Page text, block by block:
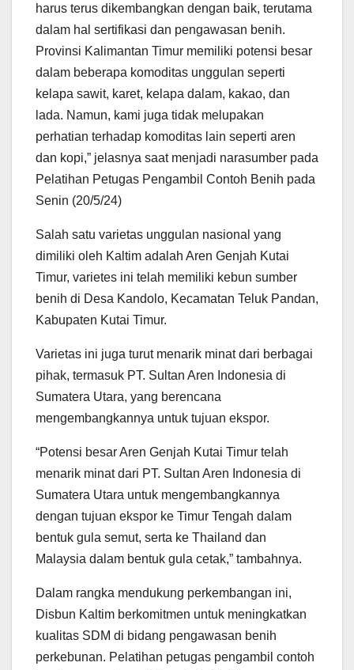
harus terus dikembangkan dengan baik, terutama
dalam hal sertifikasi dan pengawasan benih.
Provinsi Kalimantan Timur memiliki potensi besar
dalam beberapa komoditas unggulan seperti
kelapa sawit, karet, kelapa dalam, kakao, dan
lada. Namun, kami juga tidak melupakan
perhatian terhadap komoditas lain seperti aren
dan kopi,” jelasnya saat menjadi narasumber pada
Pelatihan Petugas Pengambil Contoh Benih pada
Senin (20/5/24)
Salah satu varietas unggulan nasional yang
dimiliki oleh Kaltim adalah Aren Genjah Kutai
Timur, varietes ini telah memiliki kebun sumber
benih di Desa Kandolo, Kecamatan Teluk Pandan,
Kabupaten Kutai Timur.
Varietas ini juga turut menarik minat dari berbagai
pihak, termasuk PT. Sultan Aren Indonesia di
Sumatera Utara, yang berencana
mengembangkannya untuk tujuan ekspor.
“Potensi besar Aren Genjah Kutai Timur telah
menarik minat dari PT. Sultan Aren Indonesia di
Sumatera Utara untuk mengembangkannya
dengan tujuan ekspor ke Timur Tengah dalam
bentuk gula semut, serta ke Thailand dan
Malaysia dalam bentuk gula cetak,” tambahnya.
Dalam rangka mendukung perkembangan ini,
Disbun Kaltim berkomitmen untuk meningkatkan
kualitas SDM di bidang pengawasan benih
perkebunan. Pelatihan petugas pengambil contoh